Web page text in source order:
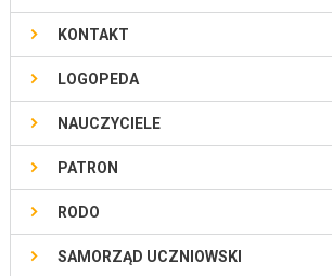
KONTAKT
LOGOPEDA
NAUCZYCIELE
PATRON
RODO
SAMORZĄD UCZNIOWSKI